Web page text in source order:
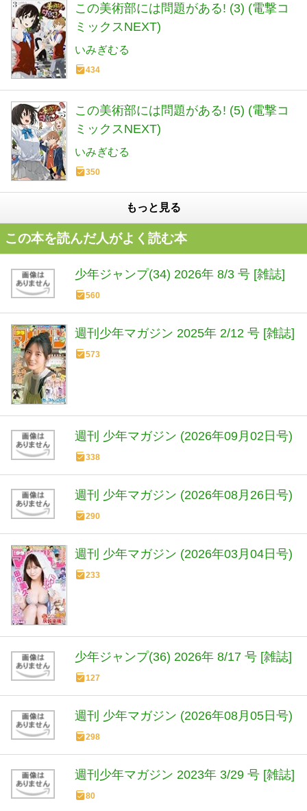
この美術部には問題がある! (3) (電撃コ
ミックスNEXT)
いみぎむる
434
この美術部には問題がある! (5) (電撃コ
ミックスNEXT)
いみぎむる
350
もっと見る
この本を読んだ人がよく読む本
少年ジャンプ(34) 2026年 8/3 号 [雑誌]
560
週刊少年マガジン 2025年 2/12 号 [雑誌]
573
週刊 少年マガジン (2026年09月02日号)
338
週刊 少年マガジン (2026年08月26日号)
290
週刊 少年マガジン (2026年03月04日号)
233
少年ジャンプ(36) 2026年 8/17 号 [雑誌]
127
週刊 少年マガジン (2026年08月05日号)
298
週刊少年マガジン 2023年 3/29 号 [雑誌]
80